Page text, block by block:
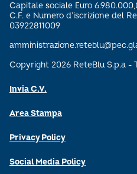
Capitale sociale Euro
C.F. e Numero d’iscrizione del
03922811009
Copyright 2026 ReteBlu S.p.a -
Invia C.V.
Area Stampa
Privacy Policy
Social Media Policy